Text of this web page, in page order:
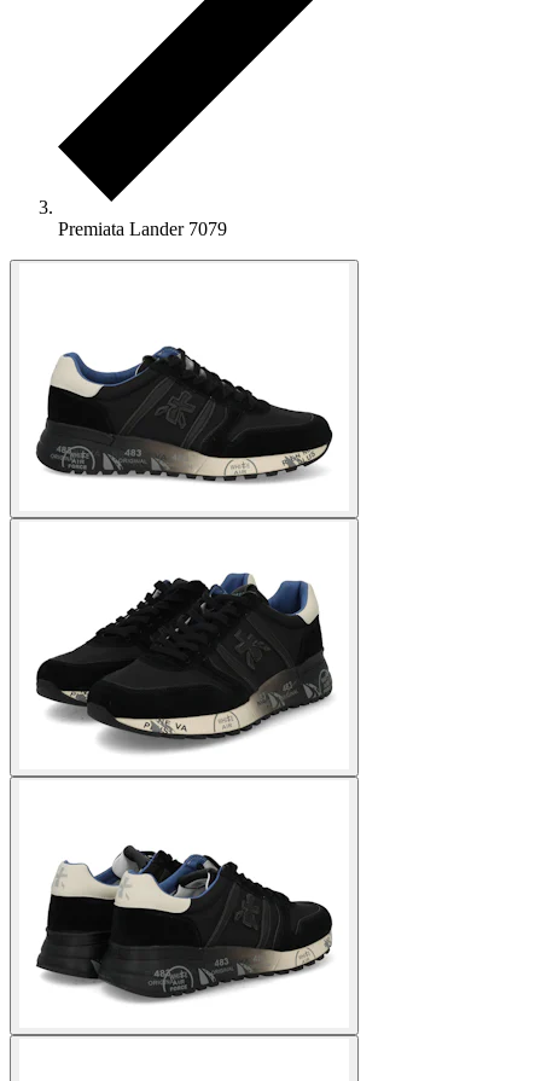
Premiata Lander 7079